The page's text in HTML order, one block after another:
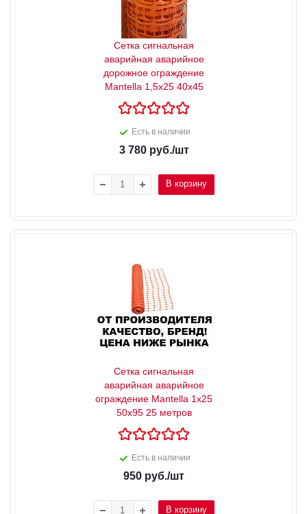
Сетка сигнальная
аварийная аварийное
дорожное ограждение
Mantella 1,5х25 40х45
Есть в наличии
3 780руб./шт
В корзину
Сетка сигнальная
аварийная аварийное
ограждение Mantella 1х25
50х95 25 метров
Есть в наличии
950 руб./шт
В корзину